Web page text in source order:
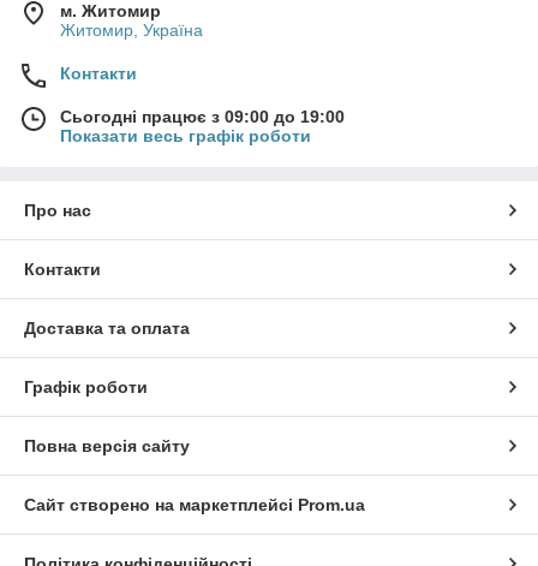
м. Житомир
Житомир, Україна
Контакти
Сьогодні працює з 09:00 до 19:00
Показати весь графік роботи
Про нас
Контакти
Доставка та оплата
Графік роботи
Повна версія сайту
Сайт створено на маркетплейсі Prom.ua